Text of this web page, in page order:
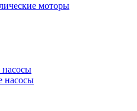
моторы
насосы
насосы